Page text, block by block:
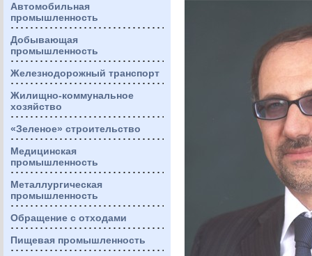
Автомобильная
промышленность
Добывающая
промышленность
Железнодорожный транспорт
Жилищно-коммунальное
хозяйство
«Зеленое» строительство
Медицинская
промышленность
Металлургическая
промышленность
Обращение с отходами
Пищевая промышленность